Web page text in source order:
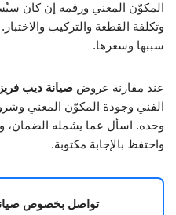
المكوّن المعني ورقمه إن كان
وتكلفة القطعة والتركيب
سببها وسعرها.
عند مقارنة عروض صيانة ديب
الفني وجودة المكوّن المعني
وحده. اسأل عما يشمله الضمان،
واحتفظ بالإجابة مكتوبة.
تواصل بخصوص